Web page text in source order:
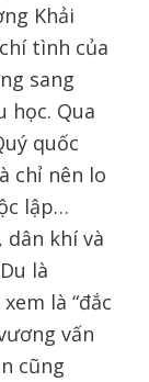
Khải
tình của
sang
học. Qua
quốc
chỉ nên lo
lập…
dân khí và
là
là “đắc
vấn
cũng